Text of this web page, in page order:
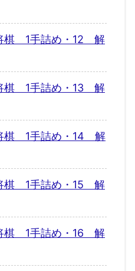
棋 1手詰め・12 解
棋 1手詰め・13 解
棋 1手詰め・14 解
棋 1手詰め・15 解
棋 1手詰め・16 解